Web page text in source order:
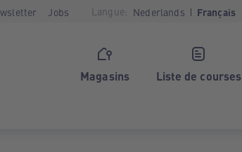
Jobs Langue: Nederlands Français
Magasins Liste de courses